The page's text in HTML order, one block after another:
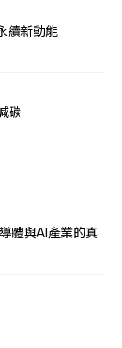
續新動能
碳